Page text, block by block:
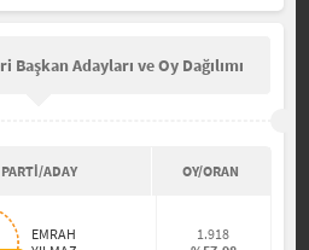
Adayları ve Oy Dağılımı
PARTİ/ADAY OY/ORAN
EMRAH
1.918